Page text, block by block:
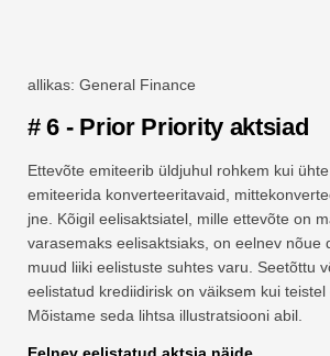
allikas: General Finance
# 6 - Prior Priority aktsiad
Ettevõte emiteerib üldjuhul rohkem kui
emiteerida konverteeritavaid,
jne. Kõigil eelisaktsiatel, mille ettevõte on
varasemaks eelisaktsiaks, on eelnev nõue
muud liiki eelistuste suhtes varu. Seetõttu
eelistatud krediidirisk on väiksem kui teistel
Mõistame seda lihtsa illustratsiooni abil.
Eelnev eelistatud aktsia näide